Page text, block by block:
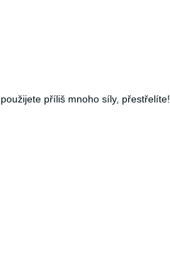
příliš mnoho síly, přestřelíte!